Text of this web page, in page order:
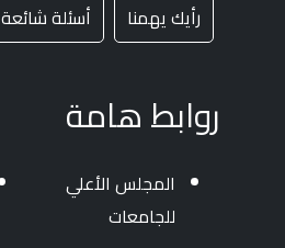
رأيك يهمنا
أسئلة شائعة
روابط هامة
المجلس الأعلي
للجامعات